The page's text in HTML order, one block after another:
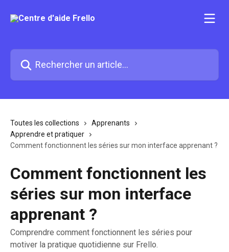
Toutes les collections
Apprenants
Apprendre et pratiquer
Comment fonctionnent les séries sur mon interface apprenant ?
Comment fonctionnent les
séries sur mon interface
apprenant ?
Comprendre comment fonctionnent les séries pour
motiver la pratique quotidienne sur Frello.